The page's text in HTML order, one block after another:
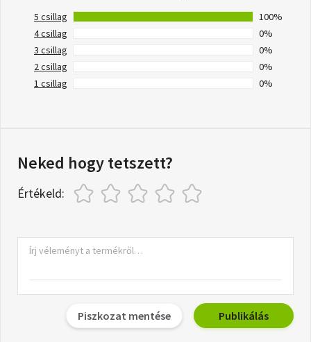
5 csillag
100%
4 csillag
0%
3 csillag
0%
2 csillag
0%
1 csillag
0%
Neked hogy tetszett?
Értékeld:
Piszkozat mentése Publikálás